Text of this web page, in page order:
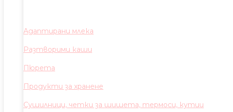
Адаптирани млека
Разтворими каши
Пюрета
Продукти за хранене
Сушилници, четки за шишета, термоси, кутии